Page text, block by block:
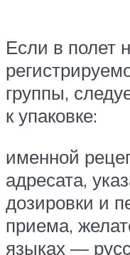
Если в полет
группы,
к упаковке:
именной
адресата,
дозировки и
приема,
языках —